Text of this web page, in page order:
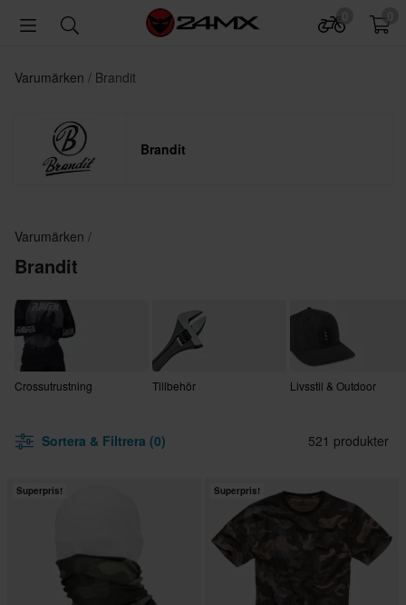
Varumärken Brandit
Brandit
Varumärken
Brandit
Crossutrustning Tillbehör Livsstil & Outdoor
Sortera & Filtrera (0) 521 produkter
Superpris! Superpris!